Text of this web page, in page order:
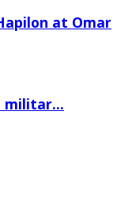
at Omar
militar...